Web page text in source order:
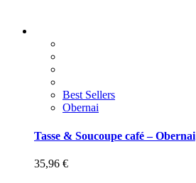
Best Sellers
Obernai
Tasse & Soucoupe café – Obernai
35,96 €